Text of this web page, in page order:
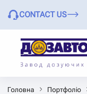
CONTACT US
Головна Портфоліо